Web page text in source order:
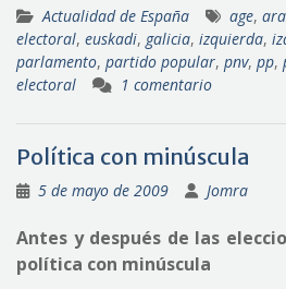
Actualidad de España age,
electoral, euskadi, galicia, izquierda,
parlamento, partido popular, pnv, pp,
electoral
1 comentario
Política con minúscula
5 de mayo de 2009 Jomra
Antes y después de las
política con minúscula